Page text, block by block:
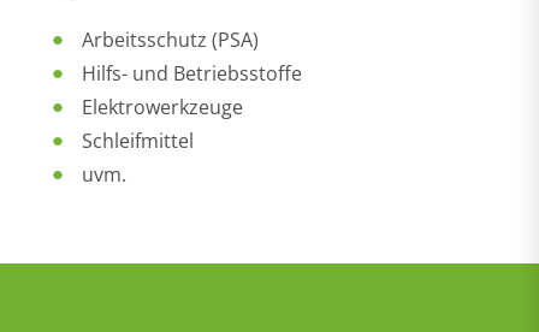
Arbeitsschutz (PSA)
Hilfs- und Betriebsstoffe
Elektrowerkzeuge
Schleifmittel
uvm.